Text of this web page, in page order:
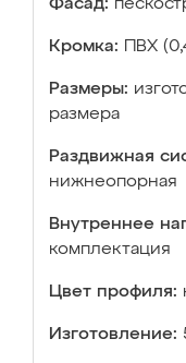
Фасад:
Кромка: ПВХ
Размеры:
размера
Раздвижная
нижнеопорная
Внутреннее
комплектация
Цвет профиля:
Изготовление: